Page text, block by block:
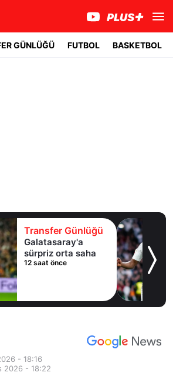
GÜNLÜĞÜ FUTBOL BASKETBOL
Transfer Günlüğü
Galatasaray'a
sürpriz orta saha
12 saat önce
- 18:16
2026 - 18:22